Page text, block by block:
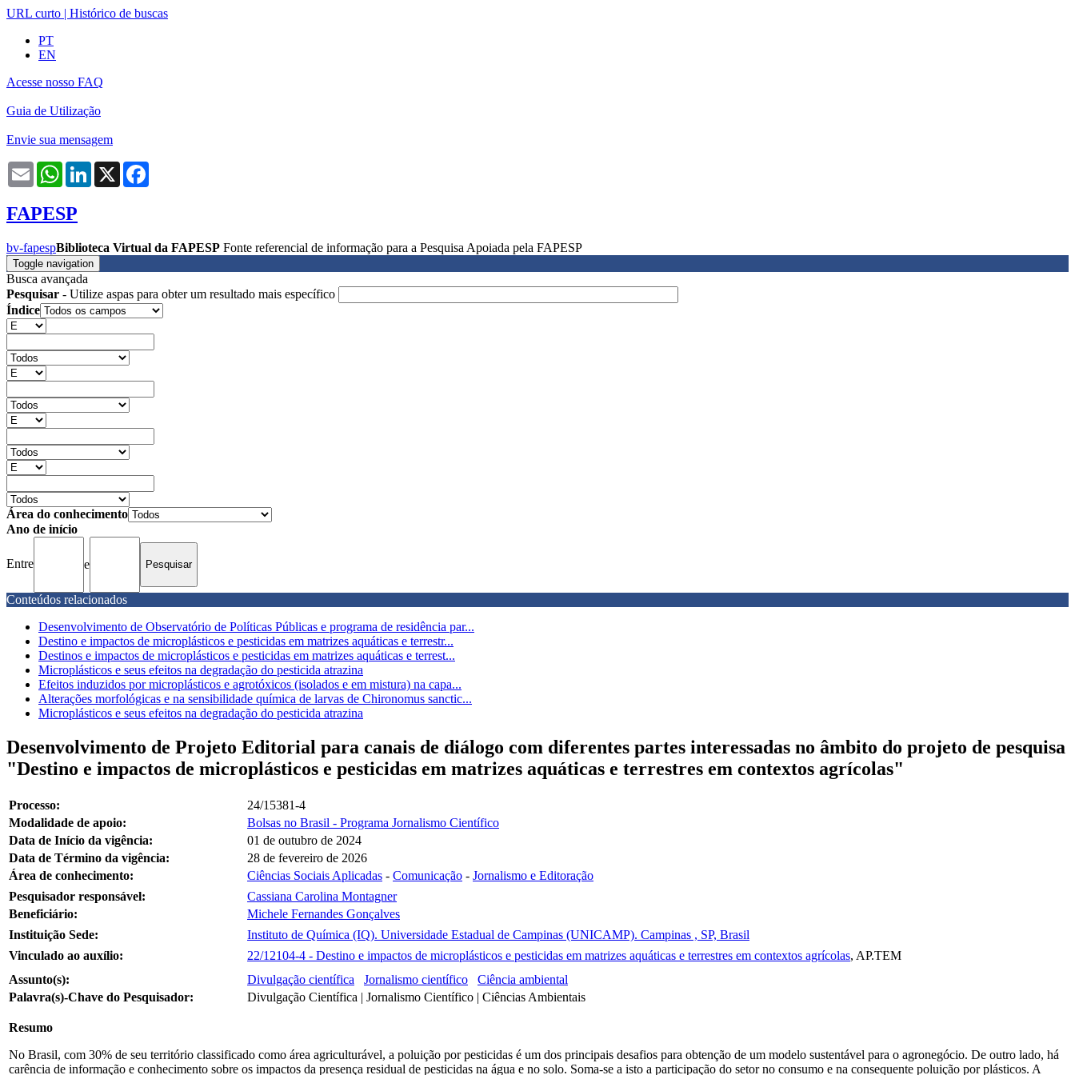
URL curto | Histórico de buscas
PT
EN
Acesse nosso FAQ
Guia de Utilização
Envie sua mensagem
Email WhatsAppLinkedIn
X
FAPESP
bv-fapespBiblioteca Virtual da FAPESP Fonte referencial de informação para a Pesquisa Apoiada pela FAPESP
Toggle navigation
Busca avançada
Pesquisar - Utilize aspas para obter um resultado mais específico
Índice
Área do conhecimento
Ano de início
Entre e
Conteúdos relacionados
Desenvolvimento de Observatório de Políticas Públicas e programa de residência par...
Destino e impactos de microplásticos e pesticidas em matrizes aquáticas e terrestr...
Destinos e impactos de microplásticos e pesticidas em matrizes aquáticas e terrest...
Microplásticos e seus efeitos na degradação do pesticida atrazina
Efeitos induzidos por microplásticos e agrotóxicos (isolados e em mistura) na capa...
Alterações morfológicas e na sensibilidade química de larvas de Chironomus sanctic...
Microplásticos e seus efeitos na degradação do pesticida atrazina
Desenvolvimento de Projeto Editorial para canais de diálogo com diferentes partes interessadas no âmbito do projeto de pesquisa
"Destino e impactos de microplásticos e pesticidas em matrizes aquáticas e terrestres em contextos agrícolas"
Processo:
24/15381-4
Modalidade de apoio:
Bolsas no Brasil - Programa Jornalismo Científico
Data de Início da vigência:
01 de outubro de 2024
Data de Término da vigência:
28 de fevereiro de 2026
Área de conhecimento:
Ciências Sociais Aplicadas - Comunicação - Jornalismo e Editoração
Pesquisador responsável:
Cassiana Carolina Montagner
Beneficiário:
Michele Fernandes Gonçalves
Instituição Sede:
Instituto de Química (IQ). Universidade Estadual de Campinas (UNICAMP). Campinas , SP, Brasil
Vinculado ao auxílio:
22/12104-4 - Destino e impactos de microplásticos e pesticidas em matrizes aquáticas e terrestres em contextos agrícolas, AP.TEM
Assunto(s):
Divulgação científica Jornalismo científico
Ciência ambiental
Palavra(s)-Chave do Pesquisador:
Divulgação Científica | Jornalismo Científico | Ciências Ambientais
Resumo
No Brasil, com 30% de seu território classificado como área agriculturável, a poluição por pesticidas é um dos principais desafios para obtenção de um modelo sustentável para o agronegócio. De outro lado, há
carência de informação e conhecimento sobre os impactos da presença residual de pesticidas na água e no solo. Soma-se a isto a participação do setor no consumo e na consequente poluição por plásticos. A